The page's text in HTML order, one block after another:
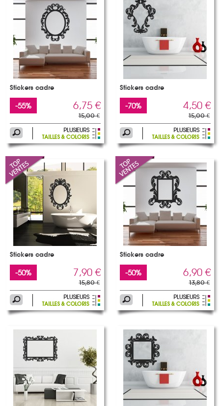
Stickers cadre
-55% 6,75 €
15,00 €
Stickers cadre
-70% 4,50 €
15,00 €
Stickers cadre
-50% 7,90 €
15,80 €
Stickers cadre
-50% 6,90 €
13,80 €